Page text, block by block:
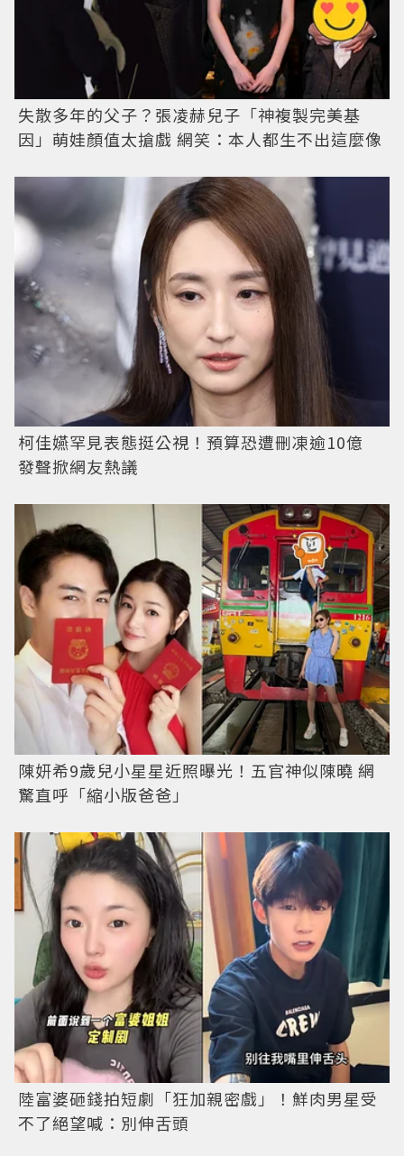
失散多年的父子？張凌赫兒子「神複製完美基
因」萌娃顏值太搶戲 網笑：本人都生不出這麼像
柯佳嬿罕見表態挺公視！預算恐遭刪凍逾10億
發聲掀網友熱議
陳妍希9歲兒小星星近照曝光！五官神似陳曉 網
驚直呼「縮小版爸爸」
陸富婆砸錢拍短劇「狂加親密戲」！鮮肉男星受
不了絕望喊：別伸舌頭